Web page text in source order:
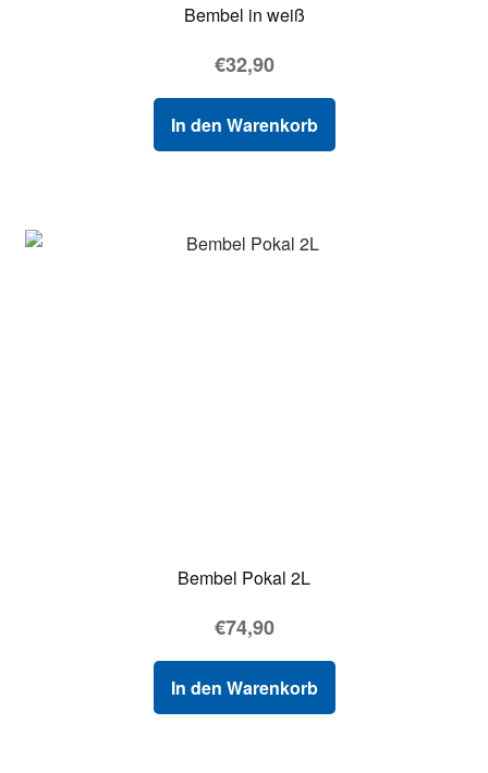
Bembel in weiß
€32,90
In den Warenkorb
Bembel Pokal 2L
€74,90
In den Warenkorb